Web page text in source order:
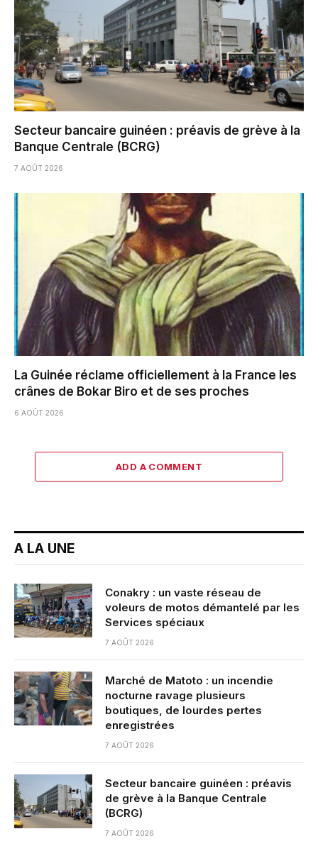
Secteur bancaire guinéen : préavis de grève à la
Banque Centrale (BCRG)
7 AOÛT 2026
La Guinée réclame officiellement à la France les
crânes de Bokar Biro et de ses proches
6 AOÛT 2026
ADD A COMMENT
A LA UNE
Conakry : un vaste réseau de
voleurs de motos démantelé par les
Services spéciaux
7 AOÛT 2026
Marché de Matoto : un incendie
nocturne ravage plusieurs
boutiques, de lourdes pertes
enregistrées
7 AOÛT 2026
Secteur bancaire guinéen : préavis
de grève à la Banque Centrale
(BCRG)
7 AOÛT 2026